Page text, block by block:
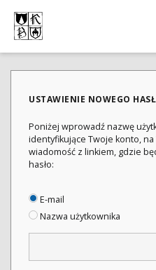
USTAWIENIE NOWEGO
Poniżej wprowadź nazwę
identyfikujące Twoje konto,
wiadomość z linkiem, gdzie
hasło:
E-mail
Nazwa użytkownika